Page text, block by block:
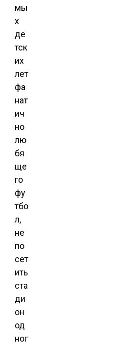
мы
х
де
тск
их
лет
фа
нат
ич
но
лю
бя
ще
го
фу
тбо
л,
не
по
сет
ить
ста
ди
он
од
ног